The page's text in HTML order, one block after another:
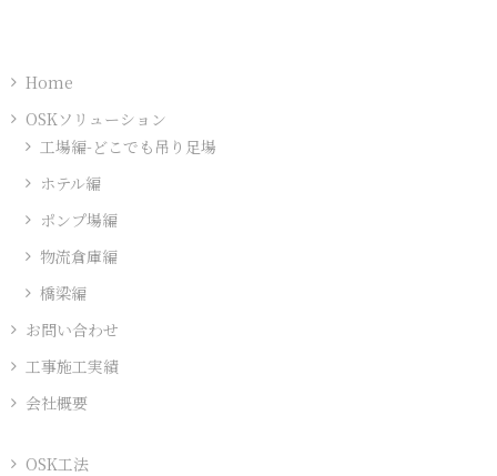
記
数
Home
OSKソリューション
工場編-どこでも吊り足場
ホテル編
ポンプ場編
物流倉庫編
橋梁編
お問い合わせ
工事施工実績
会社概要
OSK工法